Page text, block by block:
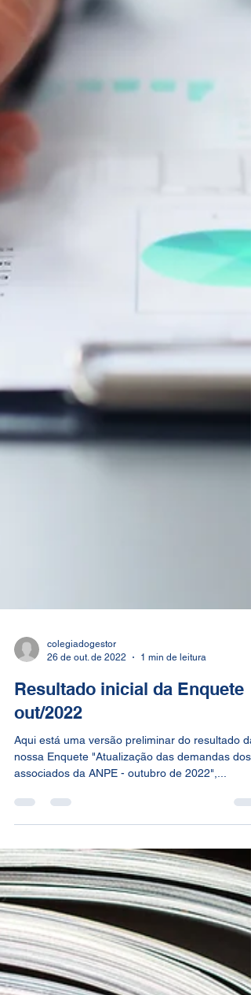
26 de out. de 2022
Resultado inicial da Enquete
out/2022
Aqui está uma versão preliminar do resultado da